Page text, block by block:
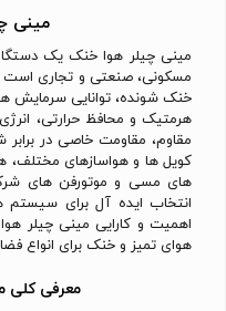
مینی
مینی چیلر هوا خنک یک
مسکونی، صنعتی و تجاری است
خنک شونده، توانایی سرمایش
هرمتیک و محافظ حرارتی،
مقاوم، مقاومت خاصی در برابر
کویل ها و هواسازهای مختلف،
های مسی و موتورفن های
انتخاب ایده آل برای سیستم
هوای تمیز و خنک برای انواع
معرفی کلی